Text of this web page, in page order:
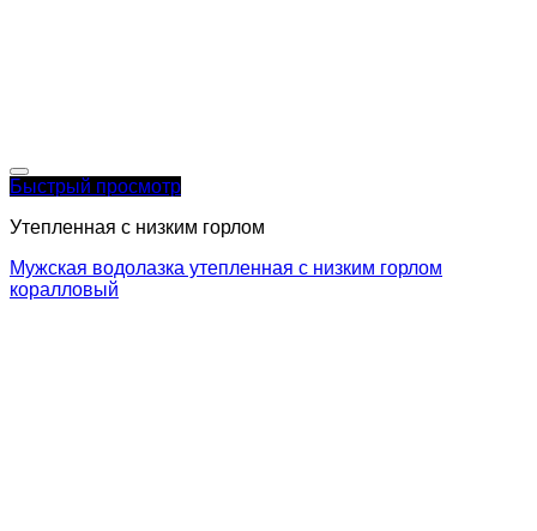
Быстрый просмотр
Утепленная с низким горлом
Мужская водолазка утепленная с низким горлом
коралловый